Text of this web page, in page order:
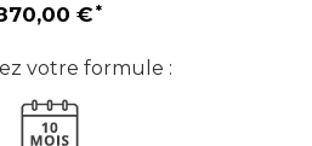
€
votre formule :